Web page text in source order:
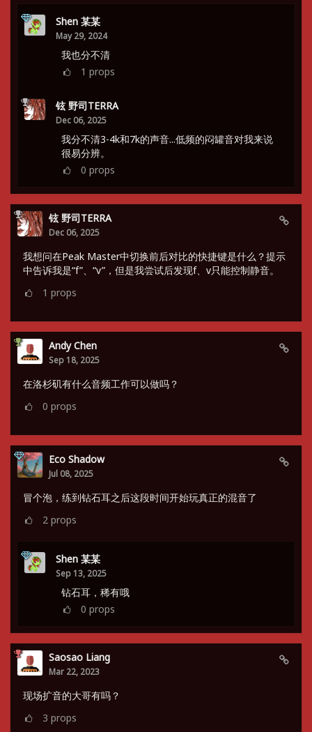
Shen 某某
May 29, 2024
我也分不清
1 props
铉 野司TERRA
Dec 06, 2025
我分不清3-4k和7k的声音...低频的闷罐音对我来说
很易分辨。
0 props
铉 野司TERRA
Dec 06, 2025
我想问在Peak Master中切换前后对比的快捷键是什么？提示
中告诉我是“f”、“v”，但是我尝试后发现f、v只能控制静音。
1 props
Andy Chen
Sep 18, 2025
在洛杉矶有什么音频工作可以做吗？
0 props
Eco Shadow
Jul 08, 2025
冒个泡，练到钻石耳之后这段时间开始玩真正的混音了
2 props
Shen 某某
Sep 13, 2025
钻石耳，稀有哦
0 props
Saosao Liang
Mar 22, 2023
现场扩音的大哥有吗？
3 props